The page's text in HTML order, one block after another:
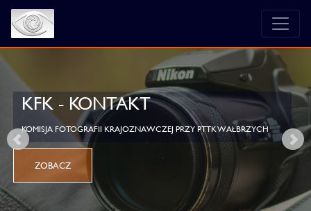
KFK - KONTAKT
KOMISJA FOTOGRAFII KRAJOZNAWCZEJ PRZY PTTK WAŁBRZYCH
ZOBACZ